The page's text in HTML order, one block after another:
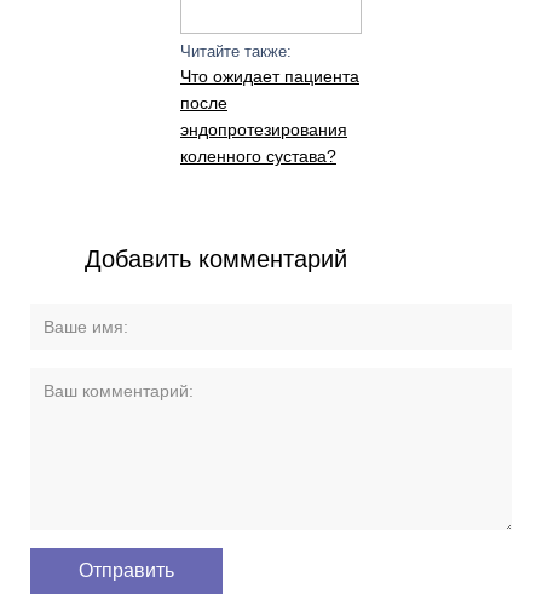
Читайте также:
Что ожидает пациента
после
эндопротезирования
коленного сустава?
Добавить комментарий